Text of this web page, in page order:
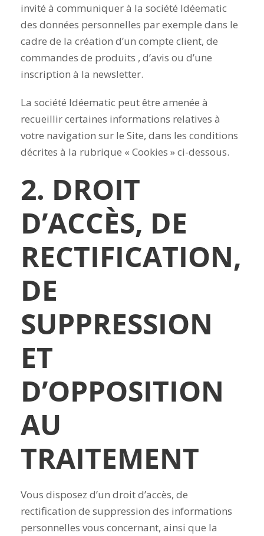
invité à communiquer à la société Idéematic
des données personnelles par exemple dans le
cadre de la création d’un compte client, de
commandes de produits , d’avis ou d’une
inscription à la newsletter.
La société Idéematic peut être amenée à
recueillir certaines informations relatives à
votre navigation sur le Site, dans les conditions
décrites à la rubrique « Cookies » ci-dessous.
2. DROIT
D’ACCÈS, DE
RECTIFICATION,
DE
SUPPRESSION
ET
D’OPPOSITION
AU
TRAITEMENT
Vous disposez d’un droit d’accès, de
rectification de suppression des informations
personnelles vous concernant, ainsi que la